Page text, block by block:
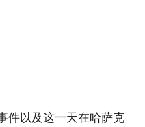
件以及这一天在哈萨克